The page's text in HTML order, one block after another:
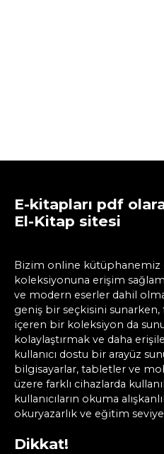
E-kitapları pdf
El-Kitap sitesi
Bizim online kütüphanemiz
koleksiyonuna erişim
ve modern eserler dahil
geniş bir seçkisini
içeren bir koleksiyon da
kolaylaştırmak ve daha
kullanıcı dostu bir arayüz
bilgisayarlar, tabletler ve
üzere farklı cihazlarda
kullanıcıların okuma
okuryazarlık ve eğitim
Dikkat!